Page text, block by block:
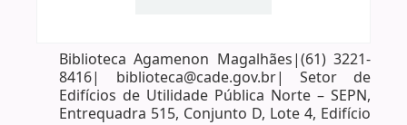
Biblioteca Agamenon Magalhães|(61) 3221-
8416| biblioteca@cade.gov.br| Setor de
Edifícios de Utilidade Pública Norte – SEPN,
Entrequadra 515, Conjunto D, Lote 4, Edifício